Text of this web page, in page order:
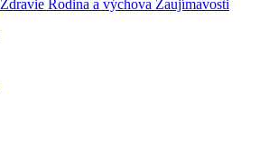
Zdravie Rodina a výchova Zaujímavosti